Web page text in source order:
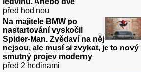
před hodinou
Na majitele BMW po
nastartování vyskočil
Spider-Man. Zvědaví na něj
nejsou, ale musí si zvykat, je to nový
smutný projev moderny
před 2 hodinami